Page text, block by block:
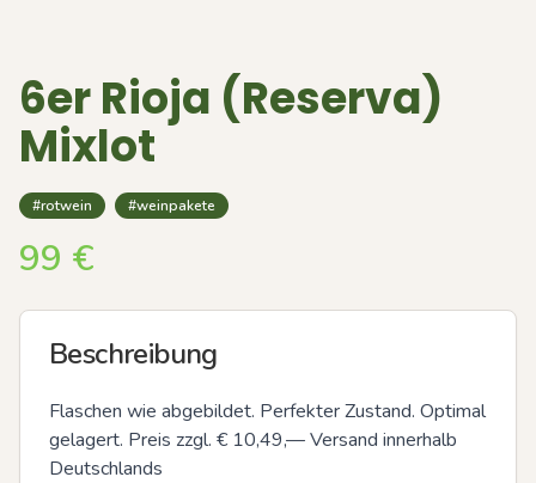
6er Rioja (Reserva)
Mixlot
#rotwein #weinpakete
99 €
Beschreibung
Flaschen wie abgebildet. Perfekter Zustand. Optimal
gelagert. Preis zzgl. € 10,49,— Versand innerhalb
Deutschlands